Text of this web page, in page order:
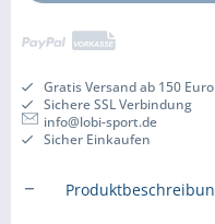
Gratis Versand ab 150
Sichere SSL Verbindung
info@lobi-sport.de
Sicher Einkaufen